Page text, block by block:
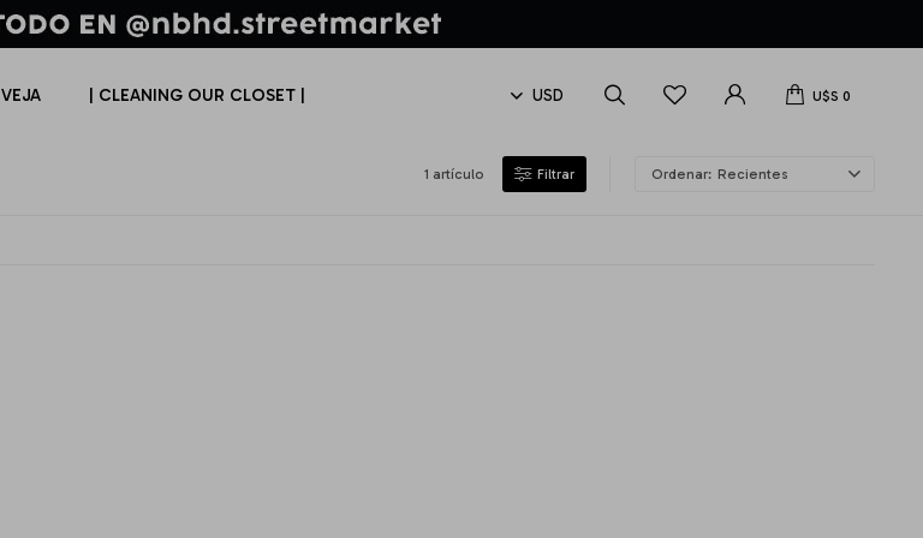
VEJA | CLEANING OUR CLOSET | U$S 0
1 artículo Recientes